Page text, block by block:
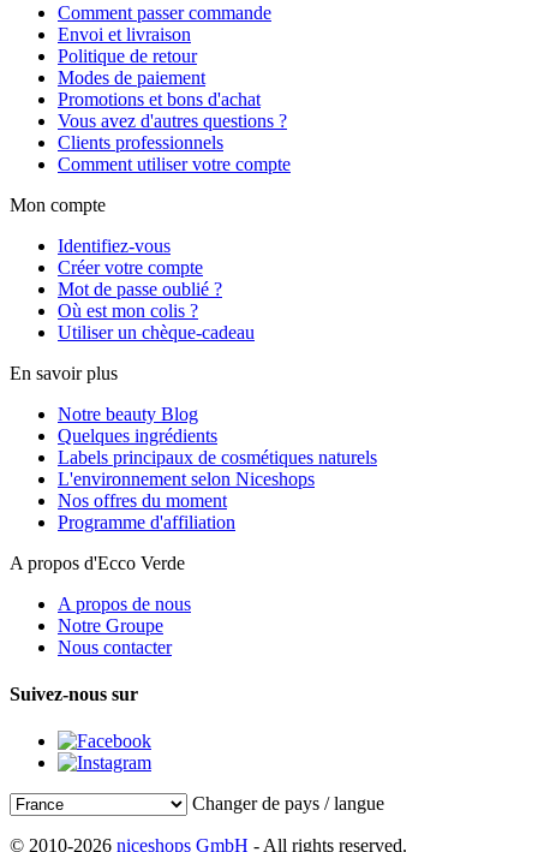
Comment passer commande
Envoi et livraison
Politique de retour
Modes de paiement
Promotions et bons d'achat
Vous avez d'autres questions ?
Clients professionnels
Comment utiliser votre compte
Mon compte
Identifiez-vous
Créer votre compte
Mot de passe oublié ?
Où est mon colis ?
Utiliser un chèque-cadeau
En savoir plus
Notre beauty Blog
Quelques ingrédients
Labels principaux de cosmétiques naturels
L'environnement selon Niceshops
Nos offres du moment
Programme d'affiliation
A propos d'Ecco Verde
A propos de nous
Notre Groupe
Nous contacter
Suivez-nous sur
Changer de pays / langue
© 2010-2026 niceshops GmbH - All rights reserved.